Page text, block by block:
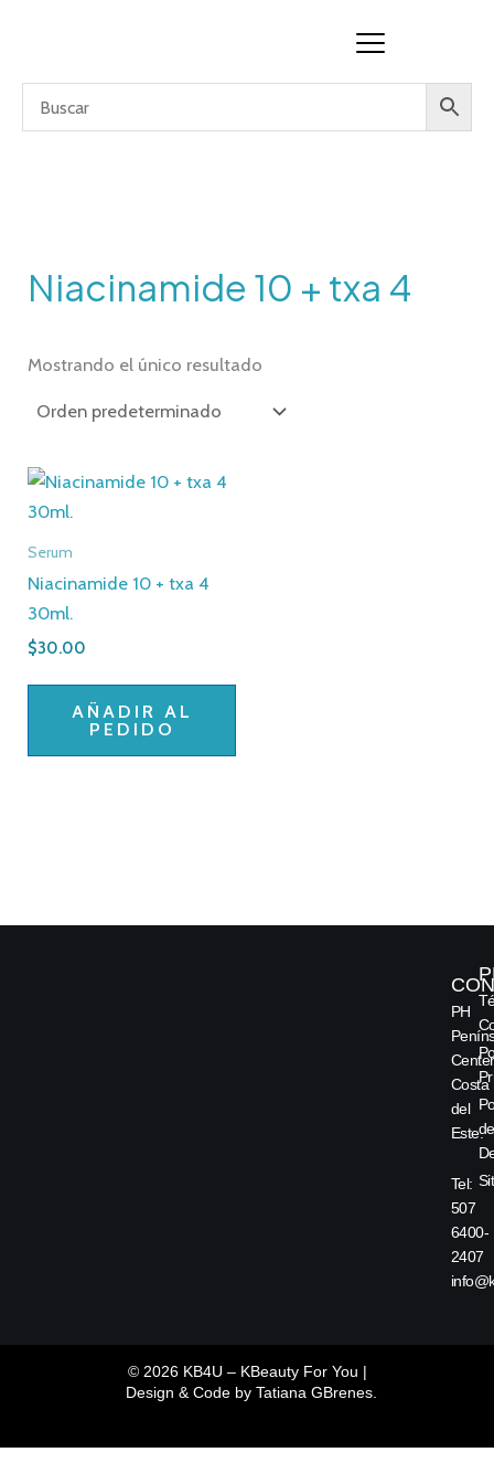
Niacinamide 10 + txa 4
Mostrando el único resultado
Serum
Niacinamide 10 + txa 4
30ml.
$30.00
AÑADIR AL
PEDIDO
PH
Costa
del
Este.
Tel:
507
6400-
2407
de
© 2026 KB4U – KBeauty For You |
Design & Code by Tatiana GBrenes.